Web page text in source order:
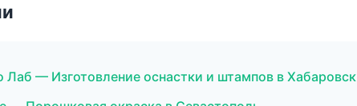
Лаб — Изготовление оснастки и штампов в Хабаровск